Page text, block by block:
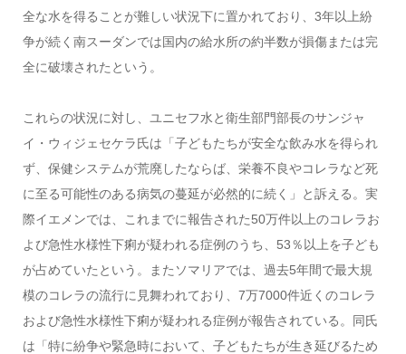
全な水を得ることが難しい状況下に置かれており、3年以上紛
争が続く南スーダンでは国内の給水所の約半数が損傷または完
全に破壊されたという。
これらの状況に対し、ユニセフ水と衛生部門部長のサンジャ
イ・ウィジェセケラ氏は「子どもたちが安全な飲み水を得られ
ず、保健システムが荒廃したならば、栄養不良やコレラなど死
に至る可能性のある病気の蔓延が必然的に続く」と訴える。実
際イエメンでは、これまでに報告された50万件以上のコレラお
よび急性水様性下痢が疑われる症例のうち、53％以上を子ども
が占めていたという。またソマリアでは、過去5年間で最大規
模のコレラの流行に見舞われており、7万7000件近くのコレラ
および急性水様性下痢が疑われる症例が報告されている。同氏
は「特に紛争や緊急時において、子どもたちが生き延びるため